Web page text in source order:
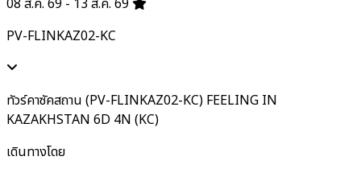
08 ส.ค. 69 - 13 ส.ค. 69
PV-FLINKAZ02-KC
ทัวร์คาซัคสถาน (PV-FLINKAZ02-KC) FEELING IN
KAZAKHSTAN 6D 4N (KC)
เดินทางโดย